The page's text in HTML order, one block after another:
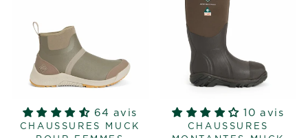
64 avis
CHAUSSURES MUCK
10 avis
CHAUSSURES